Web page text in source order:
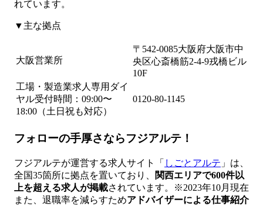
れています。
▼主な拠点
大阪営業所
〒542-0085大阪府大阪市中
央区心斎橋筋2-4-9戎橋ビル
10F
工場・製造業求人専用ダイ
ヤル受付時間：09:00〜
18:00（土日祝も対応）
0120-80-1145
フォローの手厚さならフジアルテ！
フジアルテが運営する求人サイト「 しごとアルテ 」は、
全国35箇所に拠点を置いており、
関西エリアで600件以
上を超える求人が掲載されています。※2023年10月現在
また、退職率を減らすためアドバイザーによる仕事紹介